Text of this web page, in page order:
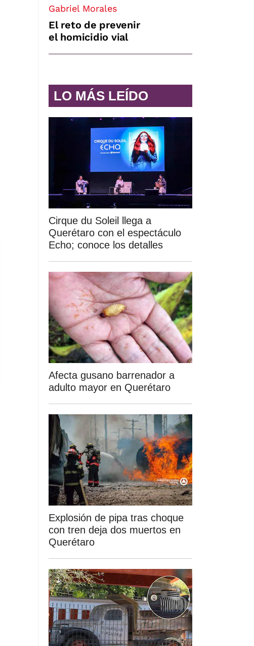
Gabriel Morales
El reto de prevenir
el homicidio vial
LO MÁS LEÍDO
Cirque du Soleil llega a
Querétaro con el espectáculo
Echo; conoce los detalles
Afecta gusano barrenador a
adulto mayor en Querétaro
Explosión de pipa tras choque
con tren deja dos muertos en
Querétaro